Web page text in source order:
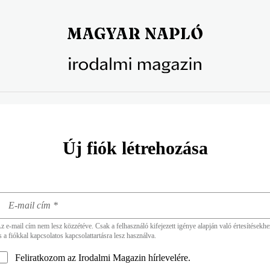
Új fiók létrehozása
e-mail cím nem lesz közzétéve. Csak a felhasználó kifejezett igénye alapján való
a fiókkal kapcsolatos kapcsolattartásra lesz használva.
Feliratkozom az Irodalmi Magazin hírlevelére.